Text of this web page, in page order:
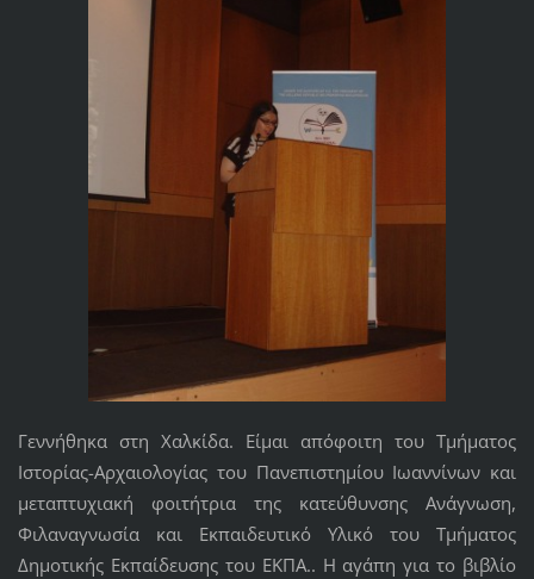
Γεννήθηκα στη Χαλκίδα. Είμαι απόφοιτη του Τμήματος
Ιστορίας-Αρχαιολογίας του Πανεπιστημίου Ιωαννίνων και
μεταπτυχιακή φοιτήτρια της κατεύθυνσης Ανάγνωση,
Φιλαναγνωσία και Εκπαιδευτικό Υλικό του Τμήματος
Δημοτικής Εκπαίδευσης του ΕΚΠΑ.. Η αγάπη για το βιβλίο